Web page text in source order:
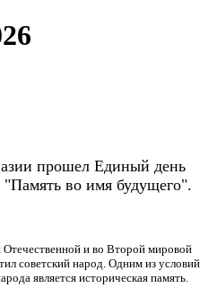
прошел Единый день
во имя будущего".
и во Второй мировой
советский народ. Одним из условий
является историческая память.